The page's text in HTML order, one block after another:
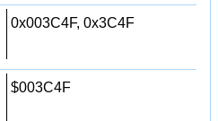
0x003C4F, 0x3C4F
$003C4F